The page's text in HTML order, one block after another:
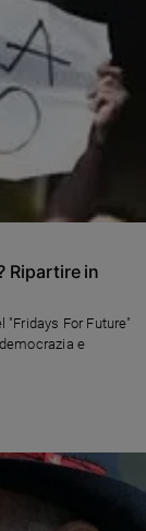
Ripartire in
"Fridays For Future"